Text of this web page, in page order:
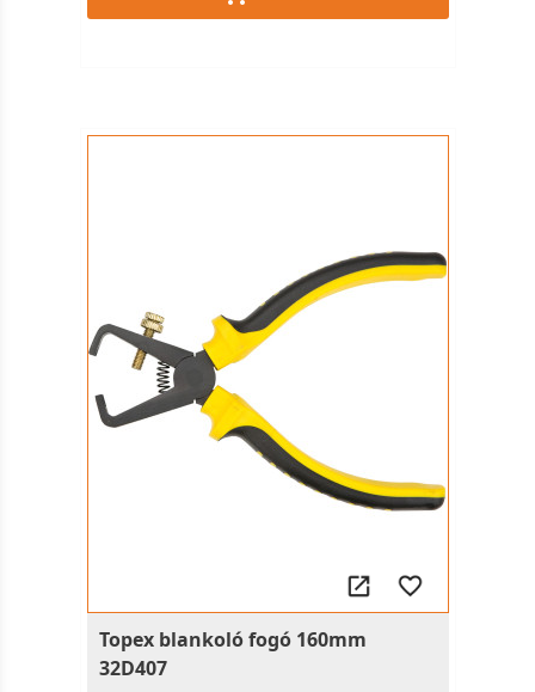
Topex blankoló fogó 160mm
32D407